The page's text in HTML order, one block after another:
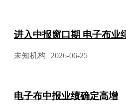
进入中报窗口期 电子布业
未知机构 2026-06-25
电子布中报业绩确定高增